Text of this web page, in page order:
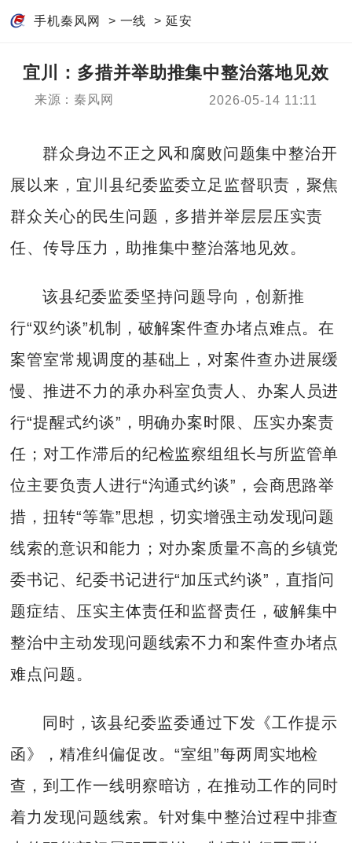
手机秦风网 > 一线 > 延安
宜川：多措并举助推集中整治落地见效
来源：秦风网 2026-05-14 11:11
群众身边不正之风和腐败问题集中整治开
展以来，宜川县纪委监委立足监督职责，聚焦
群众关心的民生问题，多措并举层层压实责
任、传导压力，助推集中整治落地见效。
该县纪委监委坚持问题导向，创新推
行“双约谈”机制，破解案件查办堵点难点。在
案管室常规调度的基础上，对案件查办进展缓
慢、推进不力的承办科室负责人、办案人员进
行“提醒式约谈”，明确办案时限、压实办案责
任；对工作滞后的纪检监察组组长与所监管单
位主要负责人进行“沟通式约谈”，会商思路举
措，扭转“等靠”思想，切实增强主动发现问题
线索的意识和能力；对办案质量不高的乡镇党
委书记、纪委书记进行“加压式约谈”，直指问
题症结、压实主体责任和监督责任，破解集中
整治中主动发现问题线索不力和案件查办堵点
难点问题。
同时，该县纪委监委通过下发《工作提示
函》，精准纠偏促改。“室组”每两周实地检
查，到工作一线明察暗访，在推动工作的同时
着力发现问题线索。针对集中整治过程中排查